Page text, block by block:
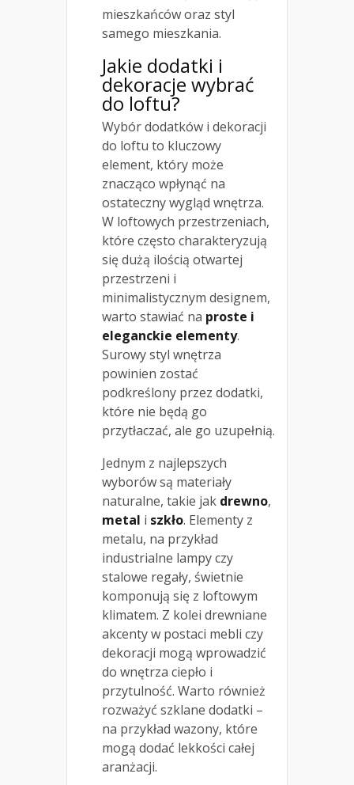
mieszkańców oraz styl
samego mieszkania.
Jakie dodatki i
dekoracje wybrać
do loftu?
Wybór dodatków i dekoracji
do loftu to kluczowy
element, który może
znacząco wpłynąć na
ostateczny wygląd wnętrza.
W loftowych przestrzeniach,
które często charakteryzują
się dużą ilością otwartej
przestrzeni i
minimalistycznym designem,
warto stawiać na proste i
eleganckie elementy.
Surowy styl wnętrza
powinien zostać
podkreślony przez dodatki,
które nie będą go
przytłaczać, ale go uzupełnią.
Jednym z najlepszych
wyborów są materiały
naturalne, takie jak drewno,
metal i szkło. Elementy z
metalu, na przykład
industrialne lampy czy
stalowe regały, świetnie
komponują się z loftowym
klimatem. Z kolei drewniane
akcenty w postaci mebli czy
dekoracji mogą wprowadzić
do wnętrza ciepło i
przytulność. Warto również
rozważyć szklane dodatki –
na przykład wazony, które
mogą dodać lekkości całej
aranżacji.